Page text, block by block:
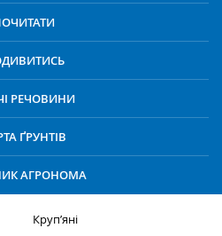
РЕЧОВИНИ
ҐРУНТІВ
АГРОНОМА
Круп’яні